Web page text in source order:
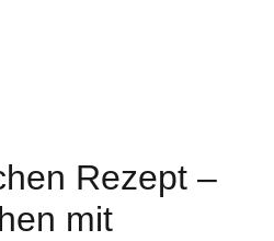
Rezept –
mit